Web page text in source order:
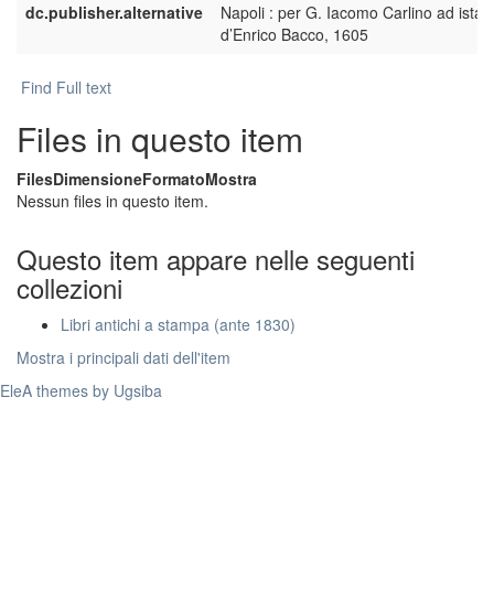
dc.publisher.alternative
Napoli : per G. Iacomo Carlino ad
d’Enrico Bacco, 1605
Find Full text
Files in questo item
FilesDimensioneFormatoMostra
Nessun files in questo item.
Questo item appare nelle seguenti
collezioni
Libri antichi a stampa (ante 1830)
Mostra i principali dati dell'item
EleA themes by Ugsiba